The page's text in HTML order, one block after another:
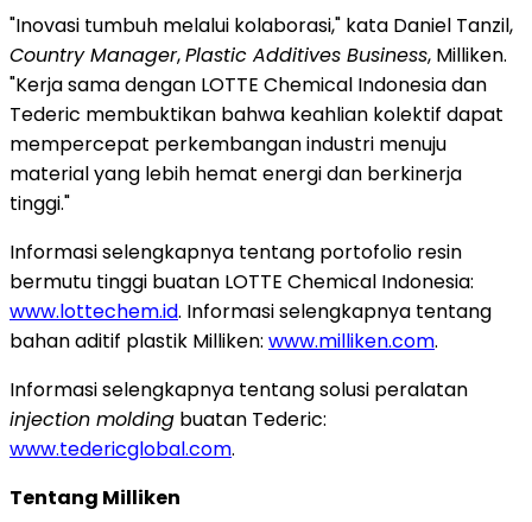
"Inovasi tumbuh melalui kolaborasi," kata Daniel Tanzil,
Country Manager,Plastic Additives Business, Milliken.
"Kerja sama dengan LOTTE Chemical Indonesia dan
Tederic membuktikan bahwa keahlian kolektif dapat
mempercepat perkembangan industri menuju
material yang lebih hemat energi dan berkinerja
tinggi."
Informasi selengkapnya tentang portofolio resin
bermutu tinggi buatan LOTTE Chemical Indonesia:
www.lottechem.id. Informasi selengkapnya tentang
bahan aditif plastik Milliken: www.milliken.com.
Informasi selengkapnya tentang solusi peralatan
injection molding buatan Tederic:
www.tedericglobal.com.
Tentang Milliken